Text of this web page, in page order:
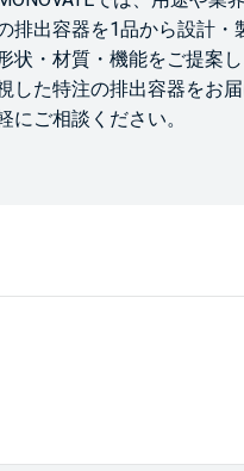
排出容器を1品から設計・
状・材質・機能をご提案
した特注の排出容器をお
にご相談ください。